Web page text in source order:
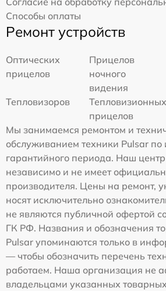
Способы оплаты
Ремонт устройств
Оптических
прицелов
Прицелов
ночного
видения
Тепловизоров
Тепловизионных
прицелов
Мы занимаемся ремонтом и
обслуживанием техники Pulsar по
гарантийного периода. Наш
независимо и не имеет
производителя. Цены на ремонт,
носят исключительно
не являются публичной офертой
ГК РФ. Названия и обозначения
Pulsar упоминаются только в
— чтобы обозначить перечень
работаем. Наша организация не
владельцами указанных